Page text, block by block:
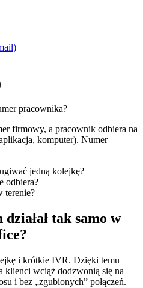
pracownika?
firmowy, a pracownik odbiera na
komputer). Numer
jedną kolejkę?
odbiera?
terenie?
tak samo w
i krótkie IVR. Dzięki temu
klienci wciąż dodzwonią się na
i bez „zgubionych” połączeń.